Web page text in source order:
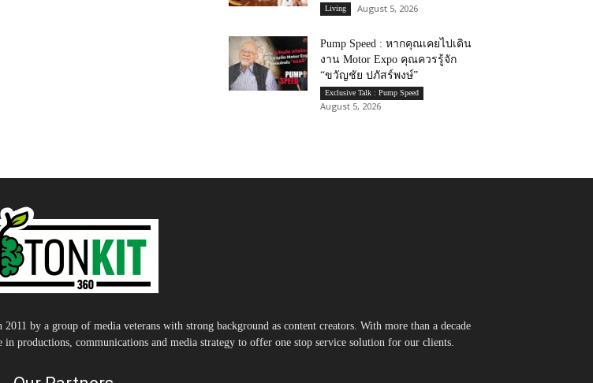
Living August 5, 2026
Pump Speed : หากคุณเคยไปเดิน
งาน Motor Expo คุณควรรู้จัก
“ขวัญชัย ปภัสร์พงษ์”
Exclusive Talk : Pump Speed
August 5, 2026
by a group of media veterans with strong background as content creators. With more than a decade
productions, communications and media strategy to offer one stop service solution for our clients.